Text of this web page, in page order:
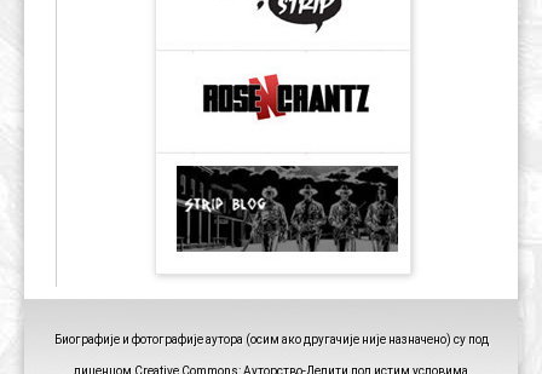
Биографије и фотографије аутора (осим ако другачије није назначено) су под